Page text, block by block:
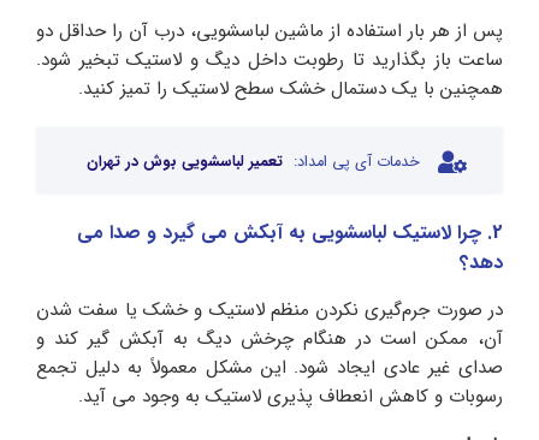
پس از هر بار استفاده از ماشین لباسشویی، درب آن را حداقل دو
ساعت باز بگذارید تا رطوبت داخل دیگ و لاستیک تبخیر شود.
همچنین با یک دستمال خشک سطح لاستیک را تمیز کنید.
خدمات آی پی امداد: تعمیر لباسشویی بوش در تهران
2. چرا لاستیک لباسشویی به آبکش می گیرد و صدا می
دهد؟
در صورت جرم‌گیری نکردن منظم لاستیک و خشک یا سفت شدن
آن، ممکن است در هنگام چرخش دیگ به آبکش گیر کند و
صدای غیر عادی ایجاد شود. این مشکل معمولاً به دلیل تجمع
رسوبات و کاهش انعطاف‌ پذیری لاستیک به وجود می‌ آید.